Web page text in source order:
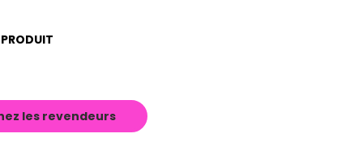
les revendeurs